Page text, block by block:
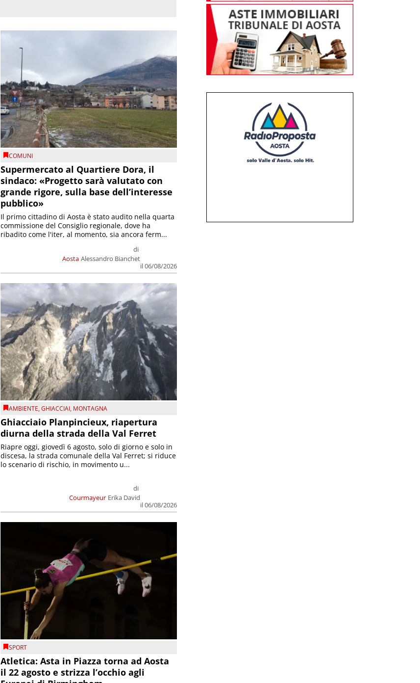
COMUNI
Supermercato al Quartiere Dora, il
sindaco: «Progetto sarà valutato con
grande rigore, sulla base dell’interesse
pubblico»
Aosta
di
Alessandro Bianchet
il 06/08/2026
Il primo cittadino di Aosta è stato audito nella quarta
commissione del Consiglio regionale, dove ha
ribadito come l'iter, al momento, sia ancora ferm...
AMBIENTE,GHIACCIAI, MONTAGNA
Ghiacciaio Planpincieux, riapertura
diurna della strada della Val Ferret
Courmayeur
di
Erika David
il 06/08/2026
Riapre oggi, giovedì 6 agosto, solo di giorno e solo in
discesa, la strada comunale della Val Ferret; si riduce
lo scenario di rischio, in movimento u...
SPORT
Atletica: Asta in Piazza torna ad Aosta
il 22 agosto e strizza l’occhio agli